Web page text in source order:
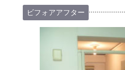
ビフォアアフター